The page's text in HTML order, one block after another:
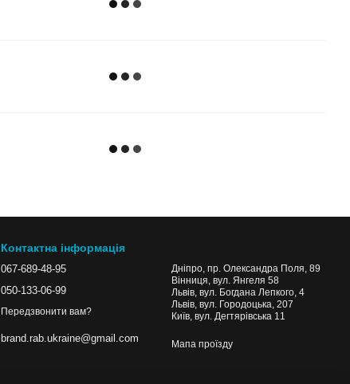
Контактна інформація
067-689-48-95
050-133-06-99
Передзвонити вам?
brand.rab.ukraine@gmail.com
Дніпро, пр. Олександра Поля, 89
Вінниця, вул. Янгеля 58
Львів, вул. Богдана Лепкого, 4
Львів, вул. Городоцька, 207
Київ, вул. Дегтярівська 11
Мапа проїзду